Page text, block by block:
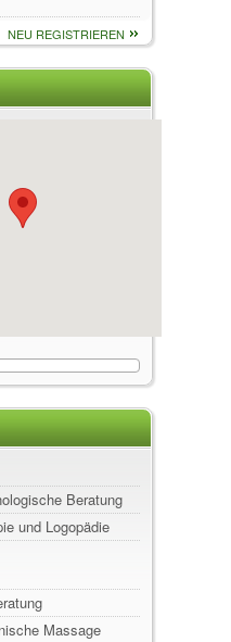
NEU REGISTRIEREN
Beratung
und Logopädie
Massage